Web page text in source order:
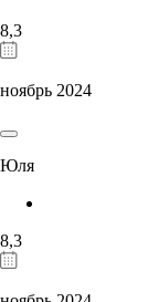
8,3
ноябрь 2024
Юля
8,3